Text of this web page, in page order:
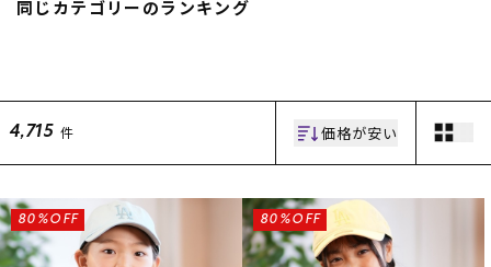
CONTENTS
RIDE LIFE MAGAZINE一
覧
中古/アウトレット サー
中古/アウトレット スノ
ー
店頭受取サービス
ギフトラッピング
下取り保証について
店舗一覧
お問い合わせ
ニュース
同じカテゴリーのランキング
4,715 件 価格が安い
80%OFF 80%OFF